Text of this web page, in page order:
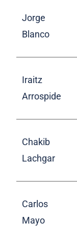
Jorge
Blanco
Iraitz
Arrospide
Chakib
Lachgar
Carlos
Mayo